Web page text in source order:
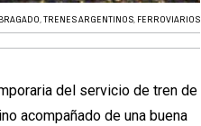
BRAGADO,TRENES ARGENTINOS, FERROVIARIOS
del servicio de tren de
acompañado de una buena